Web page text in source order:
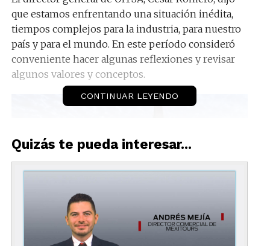
que estamos enfrentando una situación inédita,
tiempos complejos para la industria, para nuestro
país y para el mundo. En este período consideró
conveniente hacer algunas reflexiones y revisar
algunos valores y conceptos.
La mayoría de los destinos turísticos de Europa se encuentran desiertos.
CONTINUAR LEYENDO
Quizás te pueda interesar...